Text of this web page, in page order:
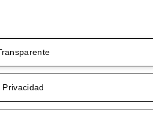
Privacidad